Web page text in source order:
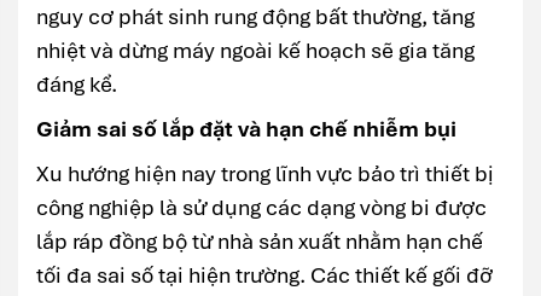
nguy cơ phát sinh rung động bất thường, tăng
nhiệt và dừng máy ngoài kế hoạch sẽ gia tăng
đáng kể.
Giảm sai số lắp đặt và hạn chế nhiễm bụi
Xu hướng hiện nay trong lĩnh vực bảo trì thiết bị
công nghiệp là sử dụng các dạng vòng bi được
lắp ráp đồng bộ từ nhà sản xuất nhằm hạn chế
tối đa sai số tại hiện trường. Các thiết kế gối đỡ